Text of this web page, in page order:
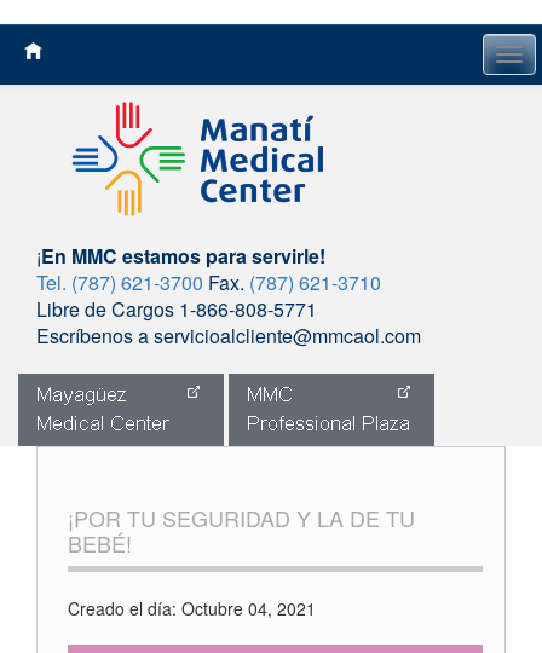
¡En MMC estamos para servirle!
Tel. (787) 621-3700 Fax. (787) 621-3710
Libre de Cargos 1-866-808-5771
Escríbenos a servicioalcliente@mmcaol.com
¡POR TU SEGURIDAD Y LA DE TU
BEBÉ!
Creado el día: Octubre 04, 2021